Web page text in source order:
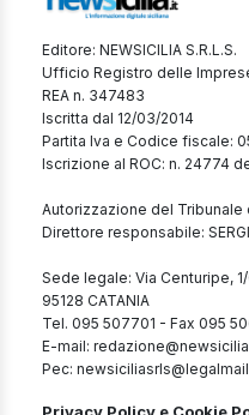
Editore: NEWSICILIA S.R.L.S.
Ufficio Registro delle
REA n. 347483
Iscritta dal 12/03/2014
Partita Iva e Codice fiscale:
Iscrizione al ROC: n. 24774
Autorizzazione del Tribunale
Direttore responsabile:
Sede legale: Via Centuripe, 1/
95128 CATANIA
Tel. 095 507701 - Fax 095
E-mail:
Pec:
Privacy Policy e Cookie